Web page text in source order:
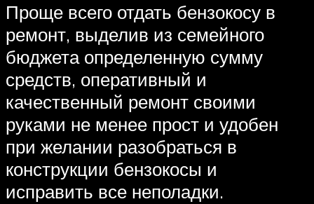
Проще всего отдать бензокосу в
ремонт, выделив из семейного
бюджета определенную сумму
средств, оперативный и
качественный ремонт своими
руками не менее прост и удобен
при желании разобраться в
конструкции бензокосы и
исправить все неполадки.